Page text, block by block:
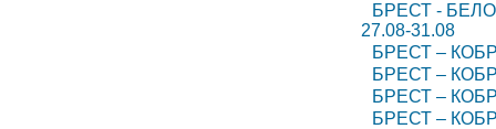
БРЕСТ -
27.08-31.08
БРЕСТ –
БРЕСТ –
БРЕСТ –
БРЕСТ –